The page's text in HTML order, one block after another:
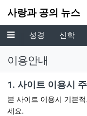
사랑과 공의 뉴스
메뉴 성경 신학
이용안내
사이트 이
1. 사이트 이용시
본 사이트 이용시 기본
세요.